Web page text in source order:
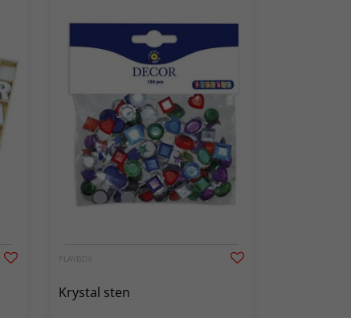
PLAYBOX
Krystal sten